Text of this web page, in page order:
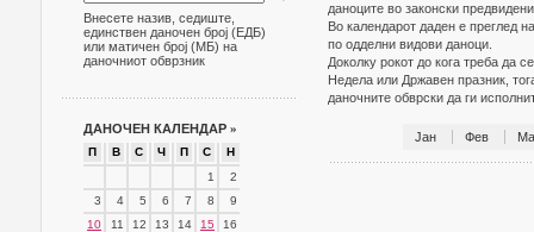
Внесете назив, седиште,
единствен даночен број (ЕДБ)
или матичен број (МБ) на
даночниот обврзник
ДАНОЧЕН КАЛЕНДАР »
П В С Ч П С
Н
1
2
3
4 5 6 7 8
9
10
11 12 13 14 15
16
даноците во законски
Во календарот даден е преглед
по одделни видови даноци.
Доколку рокот до кога треба да
Недела или Државен празник,
даночните обврски да ги
Јан Фев